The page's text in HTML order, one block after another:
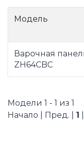
Модель
Варочная
ZH64CBC
Модели 1 - 1 из 1
Начало | Пред. | 1